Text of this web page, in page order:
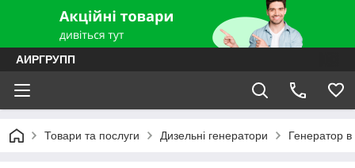
АИРГРУПП
Товари та послуги Дизельні генератори Генератор